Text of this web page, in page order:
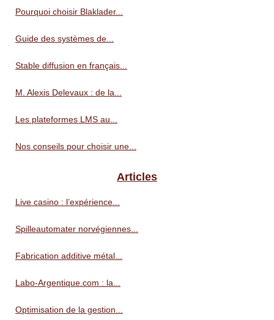
Pourquoi choisir Blaklader...
Guide des systèmes de...
Stable diffusion en français...
M. Alexis Delevaux : de la...
Les plateformes LMS au...
Nos conseils pour choisir une...
Articles
Live casino : l’expérience...
Spilleautomater norvégiennes...
Fabrication additive métal...
Labo-Argentique.com : la...
Optimisation de la gestion...